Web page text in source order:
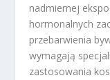
nadmiernej
hormonalnych
przebarwienia
wymagają
zastosowania